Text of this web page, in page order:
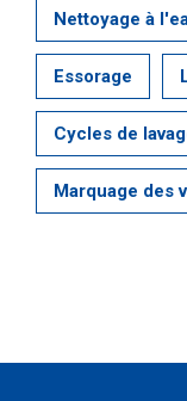
Nettoyage à
Essorage
Cycles de
Marquage des